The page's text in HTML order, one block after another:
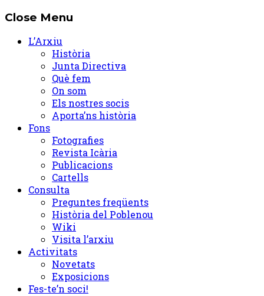
Close Menu
L’Arxiu
Història
Junta Directiva
Què fem
On som
Els nostres socis
Aporta’ns història
Fons
Fotografies
Revista Icària
Publicacions
Cartells
Consulta
Preguntes freqüents
Història del Poblenou
Wiki
Visita l’arxiu
Activitats
Novetats
Exposicions
Fes-te’n soci!